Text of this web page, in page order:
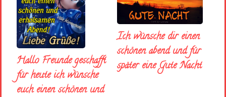
Hallo Freunde geschafft
für heute ich wünsche
euch einen schönen und
Ich wünsche dir einen
schönen abend und fúr
später eine Gute Nacht